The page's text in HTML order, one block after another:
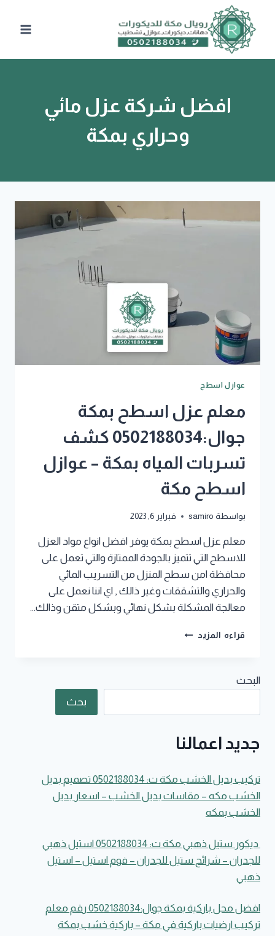
المحتوى
افضل شركة عزل مائي
وحراري بمكة
عوازل اسطح
معلم عزل اسطح بمكة
جوال:0502188034 كشف
تسربات المياه بمكة – عوازل
اسطح مكة
بواسطة samiro فبراير 6, 2023
معلم عزل اسطح بمكة يوفر افضل انواع مواد العزل
للاسطح التي تتميز بالجودة الممتازة والتي تعمل على
محافظة امن سطح المنزل من التسريب المائي
والحراري والتشققات وغير ذالك , اي اننا نعمل على
معالجة المشكلة بشكل نهائي وبشكل متقن وذالك…
قراءه المزيد معلم
بمكة
–
اسطح
مكة
البحث
بحث
جديد اعمالنا
تركيب بديل الخشب مكة ت: 0502188034 تصميم بديل
الخشب مكه – مقاسات بديل الخشب – اسعار بديل
الخشب بمكه
ديكور ستيل ذهبي مكة ت: 0502188034 استيل ذهبي
للجدران – شرائح ستيل للجدران – فوم استيل – استيل
ذهبي
افضل محل باركية بمكة جوال:0502188034 رقم معلم
تركيب ارضيات باركية في مكة – باركية خشب بمكة